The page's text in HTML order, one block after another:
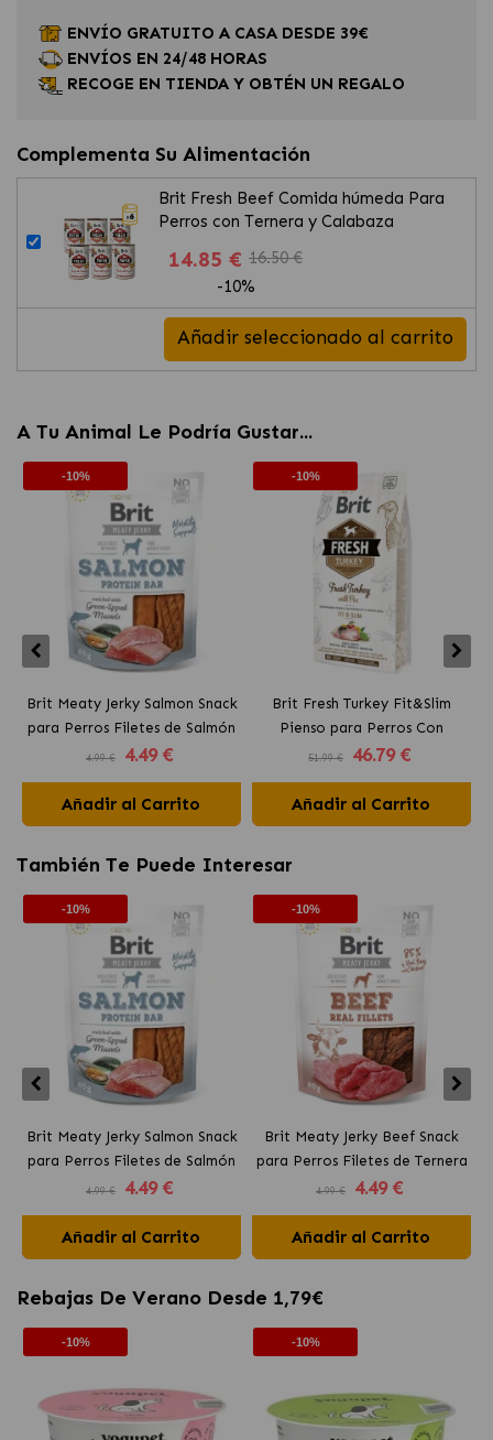
ENVÍO GRATUITO A CASA DESDE 39€
ENVÍOS EN 24/48 HORAS
RECOGE EN TIENDA Y OBTÉN UN REGALO
Complementa Su Alimentación
Brit Fresh Beef Comida húmeda Para
Perros con Ternera y Calabaza
14.85 € 16.50 €
-10%
Añadir seleccionado al carrito
A Tu Animal Le Podría Gustar...
-10%
Brit Meaty Jerky Salmon Snack
para Perros Filetes de Salmón
4.99 € 4.49 €
Añadir al Carrito
-10%
Brit Fresh Turkey Fit&Slim
Pienso para Perros Con
Sobrepeso con Pavo
51.99 € 46.79 €
Añadir al Carrito
También Te Puede Interesar
-10%
Brit Meaty Jerky Salmon Snack
para Perros Filetes de Salmón
4.99 € 4.49 €
Añadir al Carrito
-10%
Brit Meaty Jerky Beef Snack
para Perros Filetes de Ternera
4.99 € 4.49 €
Añadir al Carrito
Rebajas De Verano Desde 1,79€
-10% -10%